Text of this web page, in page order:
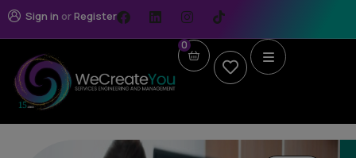
Sign in orRegister
0